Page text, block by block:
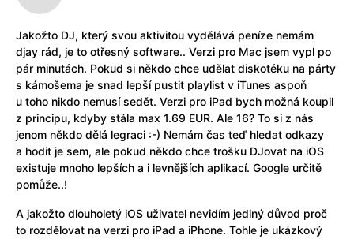
Jakožto DJ, který svou aktivitou vydělává peníze nemám
djay rád, je to otřesný software.. Verzi pro Mac jsem vypl po
pár minutách. Pokud si někdo chce udělat diskotéku na párty
s kámošema je snad lepší pustit playlist v iTunes aspoň
u toho nikdo nemusí sedět. Verzi pro iPad bych možná koupil
z principu, kdyby stála max 1.69 EUR. Ale 16? To si z nás
jenom někdo dělá legraci :-) Nemám čas teď hledat odkazy
a hodit je sem, ale pokud někdo chce trošku DJovat na iOS
existuje mnoho lepších a i levnějších aplikací. Google určitě
pomůže..!
A jakožto dlouholetý iOS uživatel nevidím jediný důvod proč
to rozdělovat na verzi pro iPad a iPhone. Tohle je ukázkový